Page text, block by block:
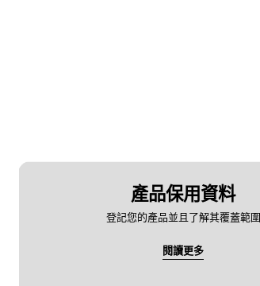
產品保用資料
登記您的產品並且了解其覆蓋範圍
閱讀更多